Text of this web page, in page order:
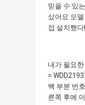
믿을 수 있
샀어요 모
접 설치했다!
내가 필요
=
백 부분 번
른쪽 후에